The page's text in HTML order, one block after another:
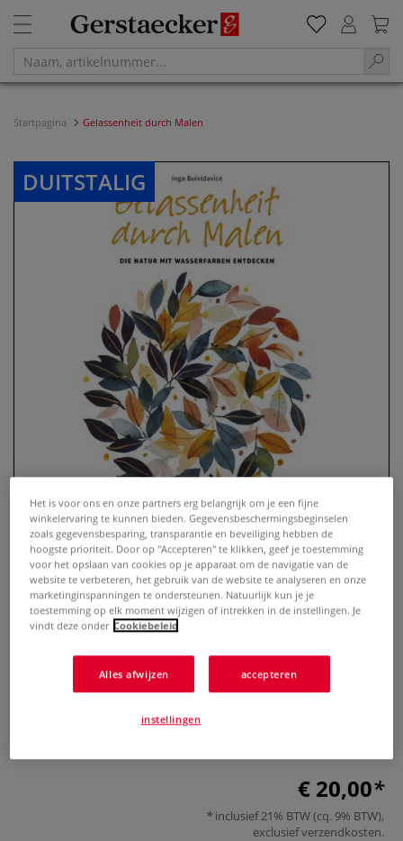
Startpagina Gelassenheit durch Malen
DUITSTALIG
Gelassenheit durch Malen
Finden Sie innere Ruhe und Glück in diesem
Anleitungsbuch. Die Natur mit Wasserfarben entdecken.
€ 20,00
inclusief 21% BTW (cq. 9% BTW),
exclusiefverzendkosten.
Het is voor ons en onze partners erg belangrijk om je een fijne
winkelervaring te kunnen bieden. Gegevensbeschermingsbeginselen
zoals gegevensbesparing, transparantie en beveiliging hebben de
hoogste prioriteit. Door op "Accepteren" te klikken, geef je toestemming
voor het opslaan van cookies op je apparaat om de navigatie van de
website te verbeteren, het gebruik van de website te analyseren en onze
marketinginspanningen te ondersteunen. Natuurlijk kun je je
toestemming op elk moment wijzigen of intrekken in de instellingen. Je
vindt deze onder Cookiebeleid
Alles afwijzen accepteren
instellingen